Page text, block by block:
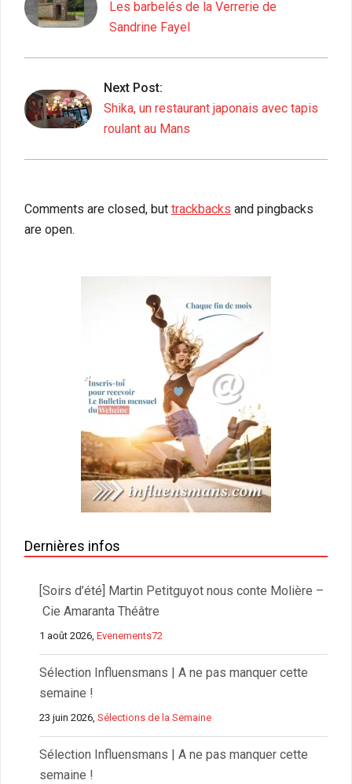
Les barbelés de la Verrerie de
Sandrine Fayel
Next Post:
Shika, un restaurant japonais avec tapis
roulant au Mans
Comments are closed, but trackbacks and pingbacks
are open.
Dernières infos
[Soirs d’été] Martin Petitguyot nous conte Molière –
Cie Amaranta Théâtre
1 août 2026,Evenements72
Sélection Influensmans | A ne pas manquer cette
semaine !
23 juin 2026,Sélections de la Semaine
Sélection Influensmans | A ne pas manquer cette
semaine !